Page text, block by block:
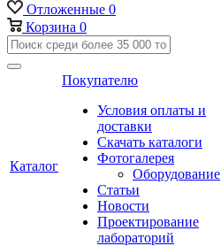
Отложенные 0
Корзина 0
Каталог
Покупателю
Условия оплаты и
доставки
Скачать каталоги
Фотогалерея
Оборудование
Статьи
Новости
Проектирование
лабораторий